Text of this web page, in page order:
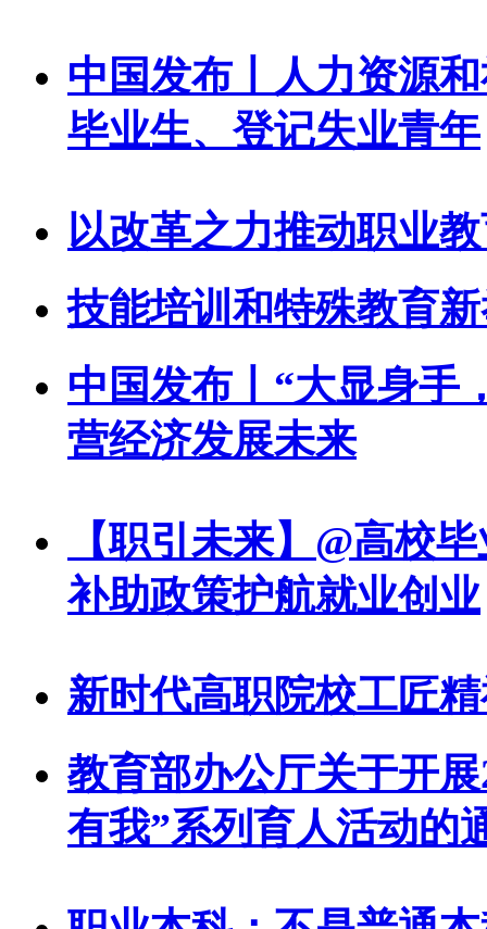
中国发布丨人力资源
毕业生、登记失业青年
以改革之力推动职业
技能培训和特殊教育
中国发布丨“大显身手
营经济发展未来
【职引未来】@高校
补助政策护航就业创业
新时代高职院校工匠
教育部办公厅关于开
有我”系列育人活动的